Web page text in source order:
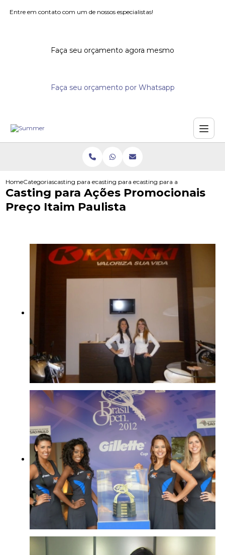
Entre em contato com um de nossos especialistas!
Faça seu orçamento agora mesmo
Faça seu orçamento por Whatsapp
HomeCategoriascasting para eventoscasting para eventos de beleza
casting para acoes
Casting para Ações Promocionais
Preço Itaim Paulista